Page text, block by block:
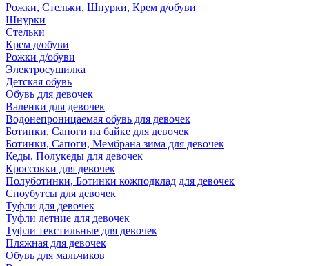
Рожки, Стельки, Шнурки, Крем д/обуви
Шнурки
Стельки
Крем д/обуви
Рожки д/обуви
Электросушилка
Детская обувь
Обувь для девочек
Валенки для девочек
Водонепроницаемая обувь для девочек
Ботинки, Сапоги на байке для девочек
Ботинки, Сапоги, Мембрана зима для девочек
Кеды, Полукеды для девочек
Кроссовки для девочек
Полуботинки, Ботинки кожподклад для девочек
Сноубутсы для девочек
Туфли для девочек
Туфли летние для девочек
Туфли текстильные для девочек
Пляжная для девочек
Обувь для мальчиков